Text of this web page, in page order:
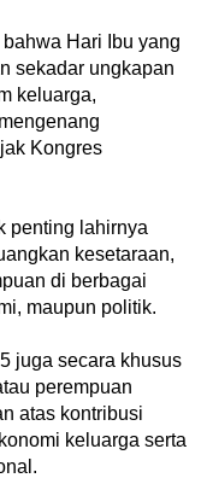
Hari Ibu yang
sekadar ungkapan
keluarga,
Kongres
penting lahirnya
kesetaraan,
di berbagai
maupun politik.
juga secara khusus
perempuan
atas kontribusi
keluarga serta